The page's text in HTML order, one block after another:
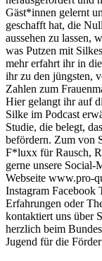
Gäst*innen gelernt
geschafft hat, die
aussehen zu lassen,
was Putzen mit
mehr erfahrt ihr in
ihr zu den jüngsten,
Zahlen zum
Hier gelangt ihr auf
Silke im Podcast
Studie, die belegt,
befördern. Zum von
F*luxx für Rausch,
gerne unsere
Webseite www.pro-
Instagram Facebook
Erfahrungen oder
kontaktiert uns über
herzlich beim
Jugend für die